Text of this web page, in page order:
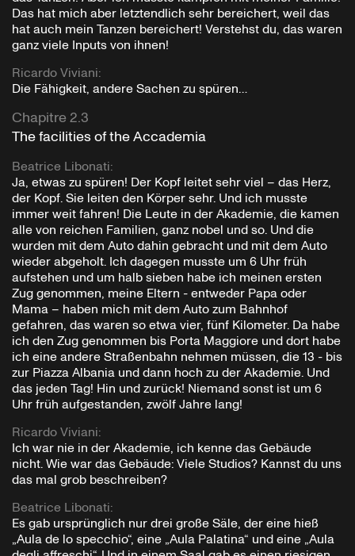
Das hat mich aber letztendlich sehr bereichert, weil das
hat auch mein Tanzen bereichert! Verstehst du, das waren
ganz viele Inputs von ihnen!
Ricardo Viviani:
Die Fähigkeit, andere Sachen zu spüren…
Chapitre 2.3
The facilities of the Accademia
Beatrice Libonati:
Ja, etwas zu spüren! Der Kopf leitet sehr viel – das Herz,
der Kopf. Sie leiten den Körper sehr. Und ich musste
immer weit fahren! Die Leute in der Akademie, die kamen
alle von reichen Familien, ganz nobel und so. Und die
wurden mit dem Auto dahin gebracht und mit dem Auto
wieder abgeholt. Ich dagegen musste um 6 Uhr früh
aufstehen und um halb sieben habe ich meinen ersten
Zug genommen, meine Eltern - entweder Papa oder
Mama – haben mich mit dem Auto zum Bahnhof
gefahren, das waren so etwa vier, fünf Kilometer. Da habe
ich den Zug genommen bis Porta Maggiore und dort habe
ich eine andere Straßenbahn nehmen müssen, die 13 - bis
zur Piazza Albania und dann hoch zu der Akademie. Und
das jeden Tag! Hin und zurück! Niemand sonst ist um 6
Uhr früh aufgestanden, zwölf Jahre lang!
Ricardo Viviani:
Ich war nie in der Akademie, ich kenne das Gebäude
nicht. Wie war das Gebäude: Viele Studios? Kannst du uns
das mal grob beschreiben?
Beatrice Libonati:
Es gab ursprünglich nur drei große Säle, der eine hieß
„Aula de lo specchio“, eine „Aula Palatina“ und eine „Aula